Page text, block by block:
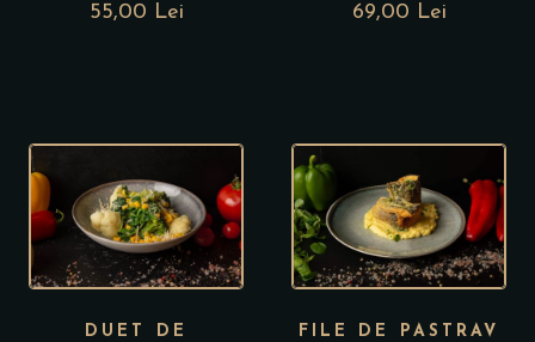
55,00 Lei 69,00 Lei
DUET DE
FILE DE PASTRAV